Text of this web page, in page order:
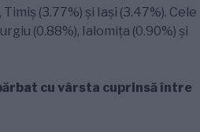
(3.77%) și Iași (3.47%). Cele
(0.88%), Ialomița (0.90%) și
cu vârsta cuprinsă între